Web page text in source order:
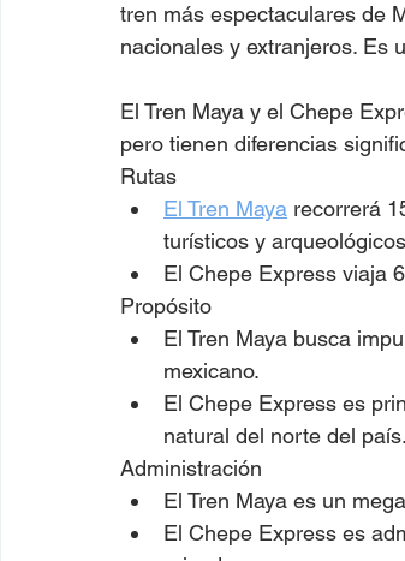
tren más espectaculares de
nacionales y extranjeros. Es
El Tren Maya y el Chepe
pero tienen diferencias
Rutas
El Tren Maya recorrerá
turísticos y
El Chepe Express viaja
Propósito
El Tren Maya busca
mexicano.
El Chepe Express es
natural del norte del país.
Administración
El Tren Maya es un
El Chepe Express es